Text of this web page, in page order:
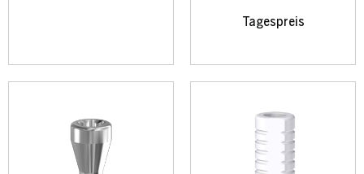
Tagespreis